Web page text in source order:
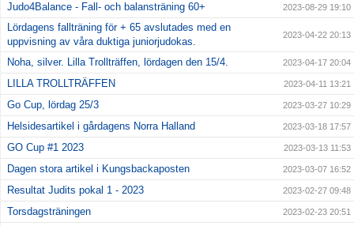
Judo4Balance - Fall- och balansträning 60+ 2023-08-29 19:10
Lördagens fallträning för + 65 avslutades med en
uppvisning av våra duktiga juniorjudokas.
2023-04-22 20:13
Noha, silver. Lilla Trollträffen, lördagen den 15/4. 2023-04-17 20:04
LILLA TROLLTRÄFFEN 2023-04-11 13:21
Go Cup, lördag 25/3 2023-03-27 10:29
Helsidesartikel i gårdagens Norra Halland 2023-03-18 17:57
GO Cup #1 2023 2023-03-13 11:53
Dagen stora artikel i Kungsbackaposten 2023-03-07 16:52
Resultat Judits pokal 1 - 2023 2023-02-27 09:48
Torsdagsträningen 2023-02-23 20:51